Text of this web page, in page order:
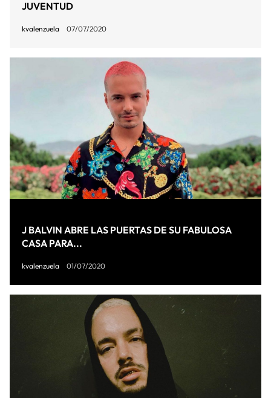
JUVENTUD
kvalenzuela 07/07/2020
J BALVIN ABRE LAS PUERTAS DE SU FABULOSA
CASA PARA...
kvalenzuela 01/07/2020